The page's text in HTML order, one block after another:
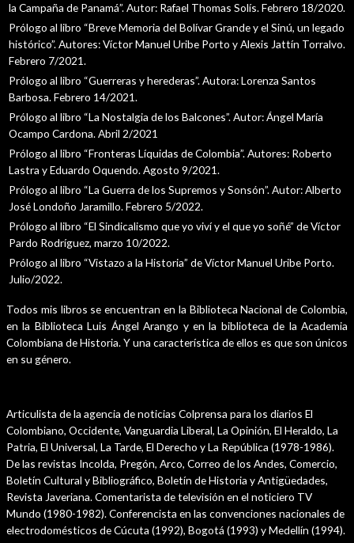
la Campaña de Panamá”. Autor: Rafael Thomas Solís. Febrero 18/2020.
Prólogo al libro “Breve Memoria del Bolívar Grande y el Sinú, un legado
histórico”. Autores: Víctor Manuel Uribe Porto y Alexis Jattín Torralvo.
Febrero 7/2021.
Prólogo al libro “Guerreras y herederas”. Autora: Lorenza Santos
Barbosa. Febrero 14/2021.
Prólogo al libro “La Nostalgia de los Balcones”. Autor: Ángel María
Ocampo Cardona. Abril 2/2021
Prólogo al libro “Fronteras Líquidas de Colombia”. Autores: Roberto
Lastra y Eduardo Oquendo. Agosto 9/2021.
Prólogo al libro “La Guerra de los Supremos y Sonsón”. Autor: Alberto
José Londoño Jaramillo. Febrero 5/2022.
Prólogo al libro “El Sindicalismo que yo viví y el que yo soñé” de Víctor
Pardo Rodríguez, marzo 10/2022.
Prólogo al libro “Vistazo a la Historia” de Víctor Manuel Uribe Porto.
Julio/2022.
Todos mis libros se encuentran en la Biblioteca Nacional de Colombia,
en la Biblioteca Luis Ángel Arango y en la biblioteca de la Academia
Colombiana de Historia. Y una característica de ellos es que son únicos
en su género.
Articulista de la agencia de noticias Colprensa para los diarios El
Colombiano, Occidente, Vanguardia Liberal, La Opinión, El Heraldo, La
Patria, El Universal, La Tarde, El Derecho y La República (1978-1986).
De las revistas Incolda, Pregón, Arco, Correo de los Andes, Comercio,
Boletín Cultural y Bibliográfico, Boletín de Historia y Antigüedades,
Revista Javeriana. Comentarista de televisión en el noticiero TV
Mundo (1980-1982). Conferencista en las convenciones nacionales de
electrodomésticos de Cúcuta (1992), Bogotá (1993) y Medellín (1994).